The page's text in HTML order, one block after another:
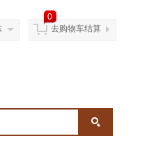
0
去购物车结算